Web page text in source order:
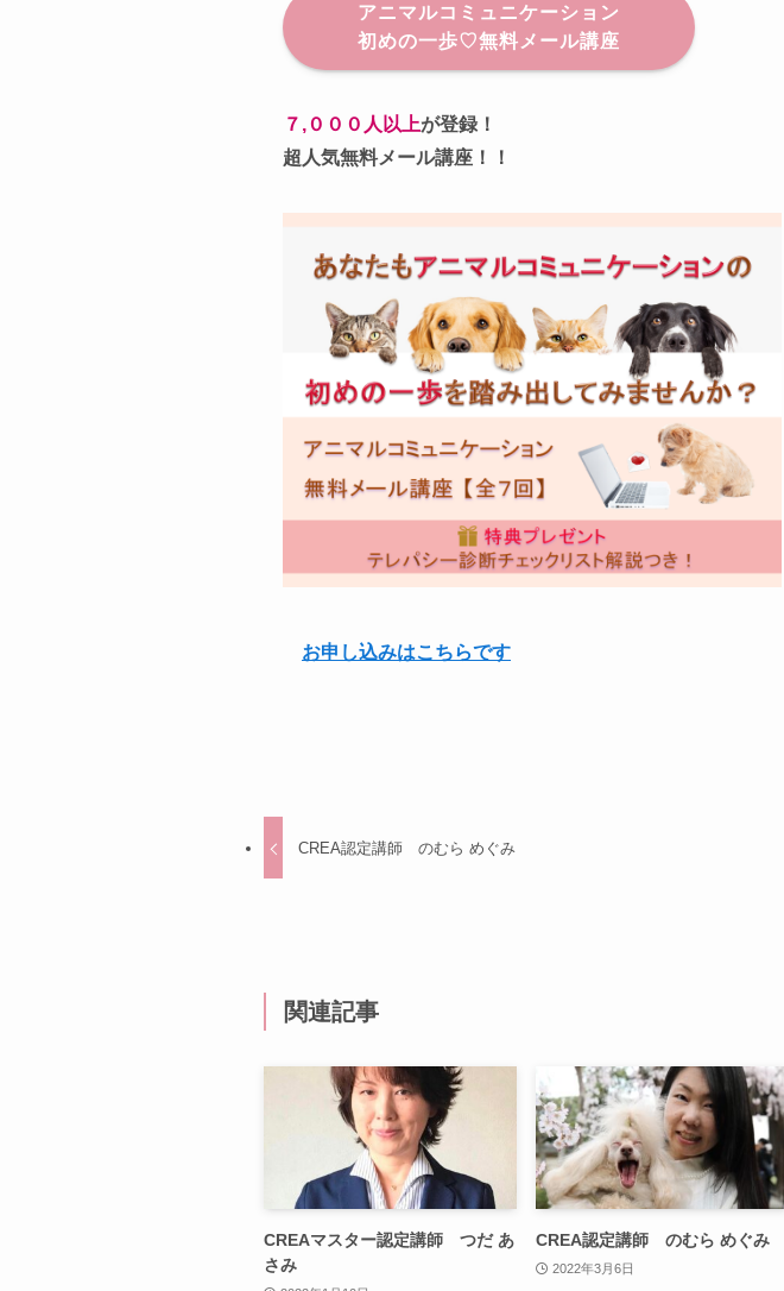
アニマルコミュニケーション
初めの一歩♡無料メール講座
７,０００人以上が登録！
超人気無料メール講座！！
お申し込みはこちらです
CREA認定講師 のむら めぐみ
関連記事
CREAマスター認定講師 つだ あ
さみ
CREA認定講師 のむら めぐみ
2022年3月6日